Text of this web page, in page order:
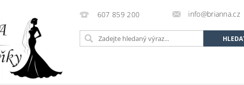
607 859 200 info@brianna.cz